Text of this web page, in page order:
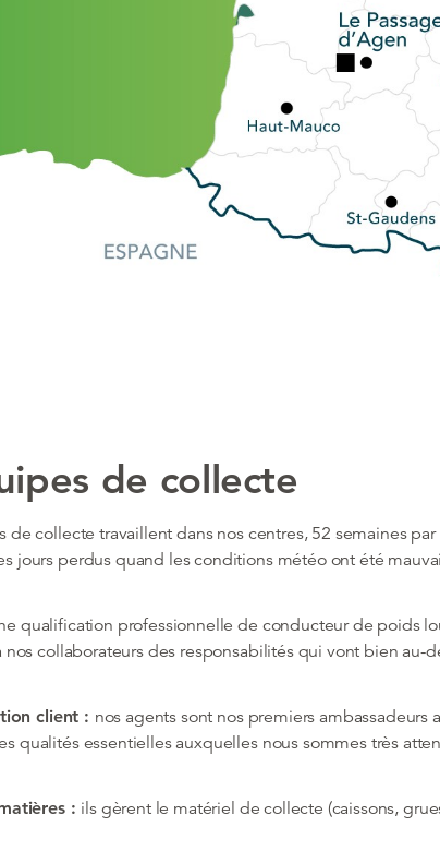
de collecte
de collecte travaillent dans nos centres, 52 semaines
jours perdus quand les conditions météo ont été
qualification professionnelle de conducteur de poids
collaborateurs des responsabilités qui vont bien au-
client : nos agents sont nos premiers
qualités essentielles auxquelles nous sommes très
: ils gèrent le matériel de collecte (caissons,